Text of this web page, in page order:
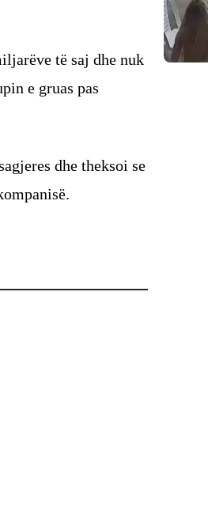
të saj dhe nuk
e gruas pas
dhe theksoi se